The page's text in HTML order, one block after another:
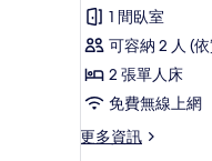
件
Room
-
Entrance
to
Ushuaia
Club
論)
1 間臥室
可容納 2 人 (
2 張單人床
免費無線上網
更多資訊
更